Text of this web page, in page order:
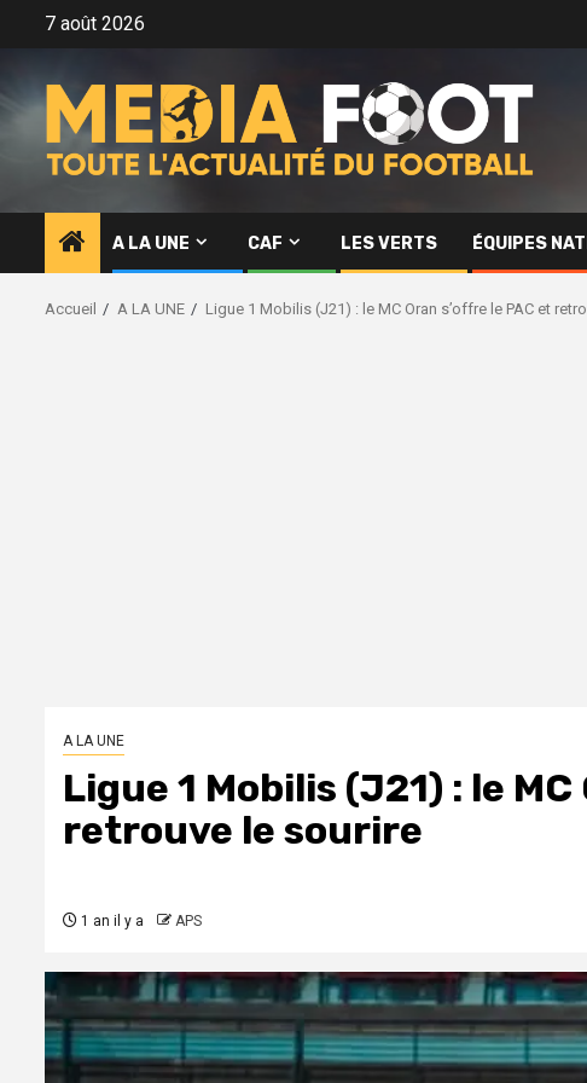
7 août 2026
A LA UNE CAF LES VERTS ÉQUIPES
Accueil A LA UNE Ligue 1 Mobilis (J21) : le MC Oran s’offre le PAC et
A LA UNE
Ligue 1 Mobilis (J21) : le
retrouve le sourire
1 an il y a APS